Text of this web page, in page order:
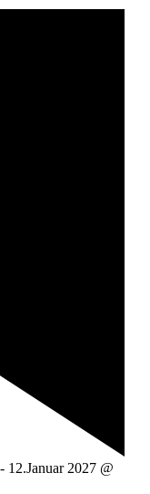
- 12.Januar 2027 @